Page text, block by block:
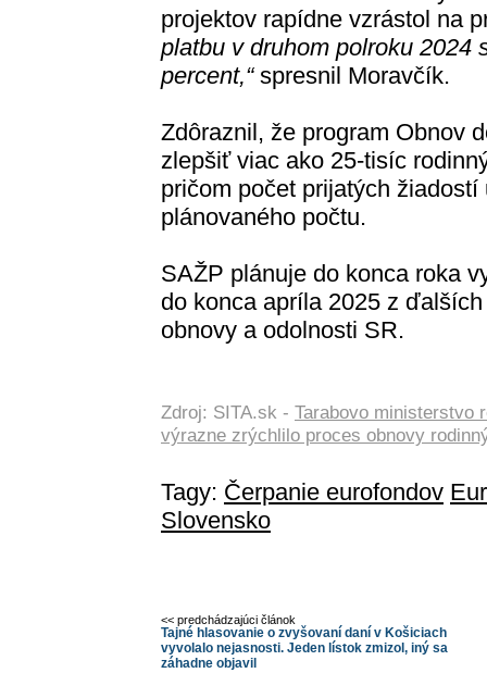
projektov rapídne vzrástol na
platbu v druhom polroku 2024
percent,“spresnil Moravčík.
Zdôraznil, že program Obnov
zlepšiť viac ako 25-tisíc
pričom počet prijatých
plánovaného počtu.
SAŽP plánuje do konca roka
do konca apríla 2025 z
obnovy a odolnosti SR.
Zdroj: SITA.sk - Tarabovo ministerstvo
výrazne zrýchlilo proces obnovy
Tagy: Čerpanie eurofondov
Slovensko
<< predchádzajúci článok
Tajné hlasovanie o zvyšovaní daní v Košiciach
vyvolalo nejasnosti. Jeden lístok zmizol, iný sa
záhadne objavil